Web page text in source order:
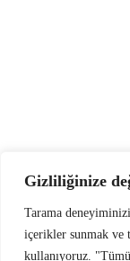
Gizliliğinize
Tarama
içerikler sunmak ve
kullanıyoruz.